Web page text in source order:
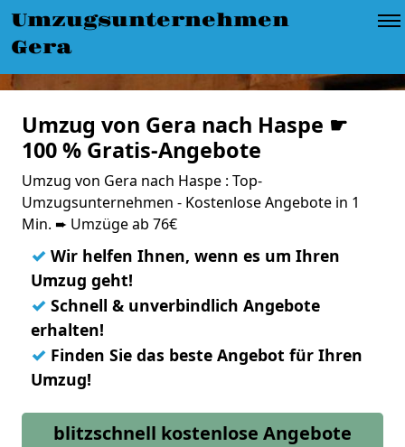
Umzugsunternehmen
Gera
Umzug von Gera nach Haspe ☛
100 % Gratis-Angebote
Umzug von Gera nach Haspe : Top-
Umzugsunternehmen - Kostenlose Angebote in 1
Min. ➨ Umzüge ab 76€
✓ Wir helfen Ihnen, wenn es um Ihren
Umzug geht!
✓ Schnell & unverbindlich Angebote
erhalten!
✓ Finden Sie das beste Angebot für Ihren
Umzug!
blitzschnell kostenlose Angebote